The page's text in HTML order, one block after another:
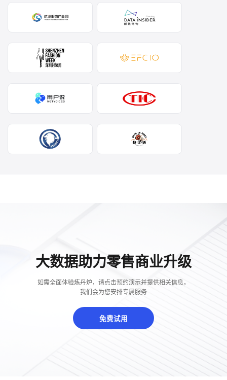
大数据助力零售商业升级
如需全面体验炼丹炉，请点击预约演示并提供相关信息，
我们会为您安排专属服务
免费试用